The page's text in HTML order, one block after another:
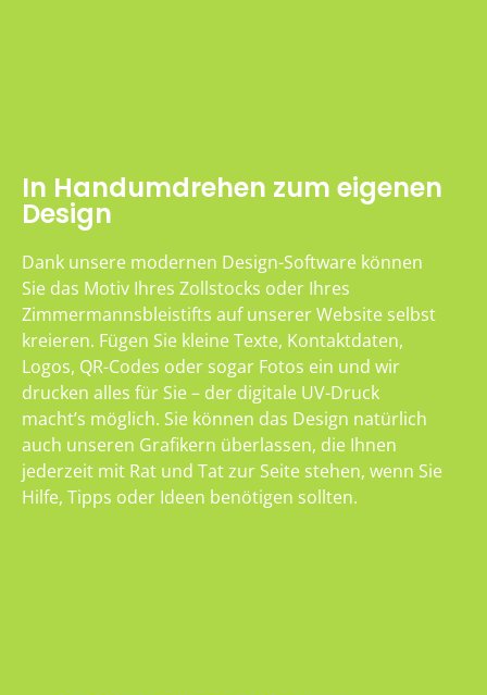
In Handumdrehen zum eigenen
Design
Dank unsere modernen Design-Software können
Sie das Motiv Ihres Zollstocks oder Ihres
Zimmermannsbleistifts auf unserer Website selbst
kreieren. Fügen Sie kleine Texte, Kontaktdaten,
Logos, QR-Codes oder sogar Fotos ein und wir
drucken alles für Sie – der digitale UV-Druck
macht’s möglich. Sie können das Design natürlich
auch unseren Grafikern überlassen, die Ihnen
jederzeit mit Rat und Tat zur Seite stehen, wenn Sie
Hilfe, Tipps oder Ideen benötigen sollten.